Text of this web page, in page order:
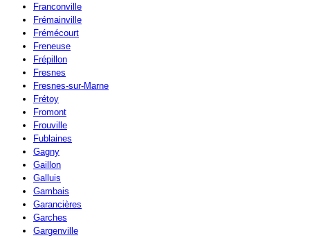
Franconville
Frémainville
Frémécourt
Freneuse
Frépillon
Fresnes
Fresnes-sur-Marne
Frétoy
Fromont
Frouville
Fublaines
Gagny
Gaillon
Galluis
Gambais
Garancières
Garches
Gargenville